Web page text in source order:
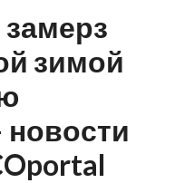
зимой